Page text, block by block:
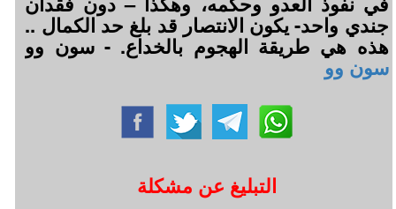
جندي واحد- يكون الانتصار قد بلغ حد الكمال ..
هذه هي طريقة الهجوم بالخداع. - سون وو
سون وو
التبليغ عن مشكلة